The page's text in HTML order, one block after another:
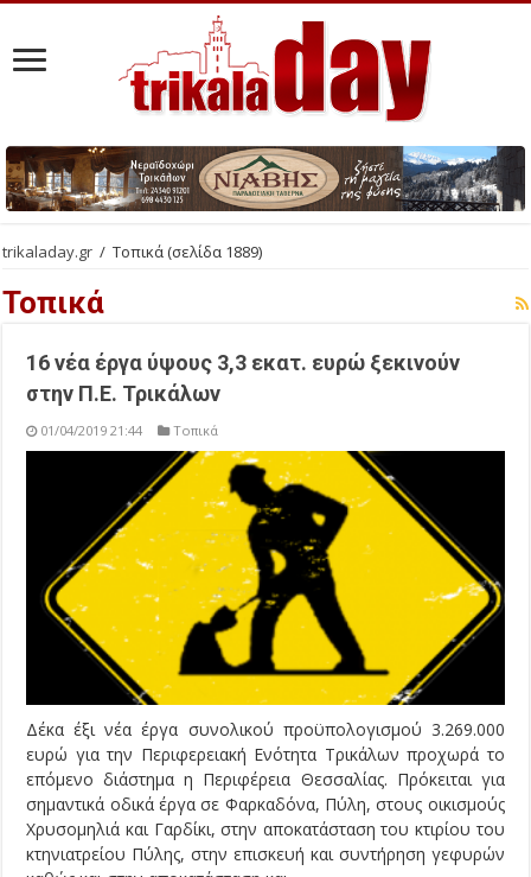
trikaladay.gr / Τοπικά(σελίδα 1889)
Τοπικά
16 νέα έργα ύψους 3,3 εκατ. ευρώ ξεκινούν
στην Π.Ε. Τρικάλων
01/04/2019 21:44 Τοπικά
Δέκα έξι νέα έργα συνολικού προϋπολογισμού 3.269.000
ευρώ για την Περιφερειακή Ενότητα Τρικάλων προχωρά το
επόμενο διάστημα η Περιφέρεια Θεσσαλίας. Πρόκειται για
σημαντικά οδικά έργα σε Φαρκαδόνα, Πύλη, στους οικισμούς
Χρυσομηλιά και Γαρδίκι, στην αποκατάσταση του κτιρίου του
κτηνιατρείου Πύλης, στην επισκευή και συντήρηση γεφυρών